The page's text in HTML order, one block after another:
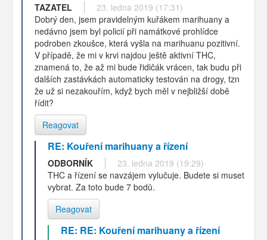
TAZATEL
23. ledna 2019 (17:31)
Dobrý den, jsem pravidelným kuřákem marihuany a
nedávno jsem byl policií při namátkové prohlídce
podroben zkoušce, která vyšla na marihuanu pozitivní.
V případě, že mi v krvi najdou ještě aktivní THC,
znamená to, že až mi bude řidičák vrácen, tak budu při
dalších zastávkách automaticky testován na drogy, tzn
že už si nezakouřím, když bych měl v nejbližší době
řídit?
Reagovat
RE: Kouření marihuany a řízení
ODBORNÍK
23. ledna 2019 (19:29)
THC a řízení se navzájem vylučuje. Budete si muset
vybrat. Za toto bude 7 bodů.
Reagovat
RE: RE: Kouření marihuany a řízení